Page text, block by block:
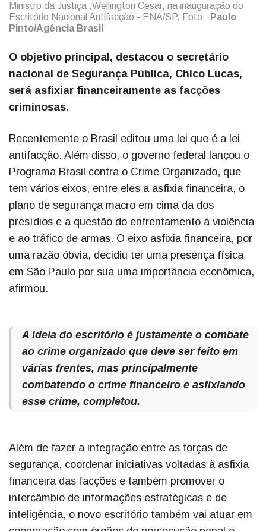
Ministro da Justiça ,Wellington César, na inauguração do
Escritório Nacional Antifacção - ENA/SP. Foto:
Paulo
Pinto/Agência Brasil
O objetivo principal, destacou o secretário
nacional de Segurança Pública, Chico Lucas,
será asfixiar financeiramente as facções
criminosas.
Recentemente o Brasil editou uma lei que é a lei
antifacção. Além disso, o governo federal lançou o
Programa Brasil contra o Crime Organizado, que
tem vários eixos, entre eles a asfixia financeira, o
plano de segurança macro em cima da dos
presídios e a questão do enfrentamento à violência
e ao tráfico de armas. O eixo asfixia financeira, por
uma razão óbvia, decidiu ter uma presença física
em São Paulo por sua uma importância econômica,
afirmou.
A ideia do escritório é justamente o combate
ao crime organizado que deve ser feito em
várias frentes, mas principalmente
combatendo o crime financeiro e asfixiando
esse crime, completou.
Além de fazer a integração entre as forças de
segurança, coordenar iniciativas voltadas à asfixia
financeira das facções e também promover o
intercâmbio de informações estratégicas e de
inteligência, o novo escritório também vai atuar em